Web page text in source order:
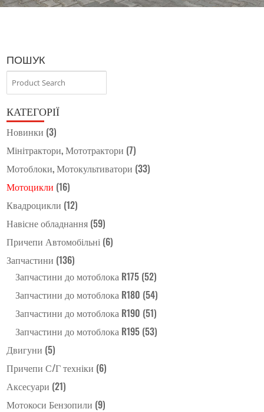
ПОШУК
КАТЕГОРІЇ
Новинки (3)
Мінітрактори, Мототрактори (7)
Мотоблоки, Мотокультиватори (33)
Мотоцикли (16)
Квадроцикли (12)
Навісне обладнання (59)
Причепи Автомобільні (6)
Запчастини (136)
Запчастини до мотоблока R175 (52)
Запчастини до мотоблока R180 (54)
Запчастини до мотоблока R190 (51)
Запчастини до мотоблока R195 (53)
Двигуни (5)
Причепи С/Г техніки (6)
Аксесуари (21)
Мотокоси Бензопили (9)